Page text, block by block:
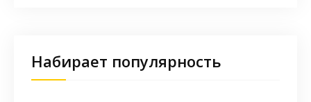
Набирает популярность